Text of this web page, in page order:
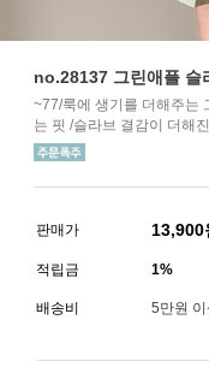
no.28137 그린애플 슬
~77/룩에 생기를 더해주는
는 핏 /슬라브 결감이 더해
판매가 13,900
적립금 1%
배송비 5만원